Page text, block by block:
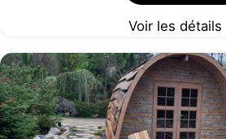
Voir les détails